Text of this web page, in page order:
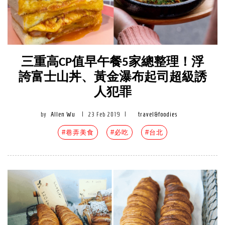
三重高CP值早午餐5家總整理！浮
誇富士山丼、黃金瀑布起司超級誘
人犯罪
by Allen Wu 23 Feb 2019 travel&foodies
#巷弄美食 #必吃 #台北